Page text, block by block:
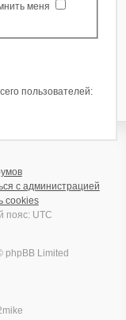
меня
пользователей:
с администрацией
cookies
пояс: UTC
phpBB Limited